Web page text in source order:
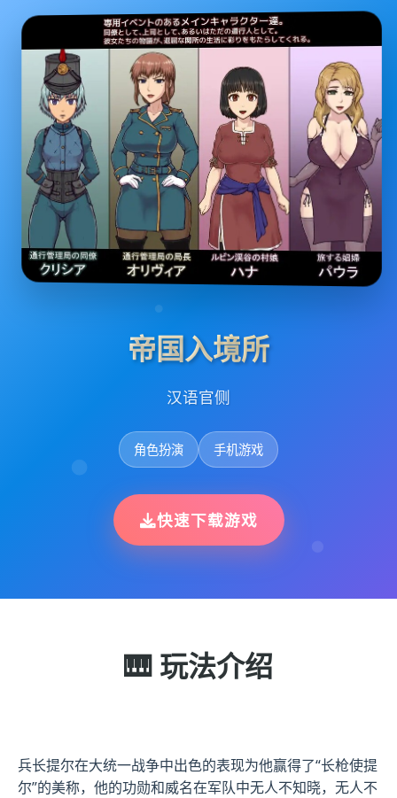
帝国入境所
汉语官侧
角色扮演 手机游戏
快速下载游戏
🎹 玩法介绍
兵长提尔在大统一战争中出色的表现为他赢得了“长枪使提
尔”的美称，他的功勋和威名在军队中无人不知晓，无人不